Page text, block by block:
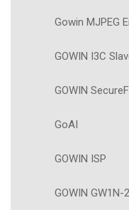
Gowin MJPEG
GOWIN I3C
GOWIN
GoAI
GOWIN ISP
GOWIN GW1N-